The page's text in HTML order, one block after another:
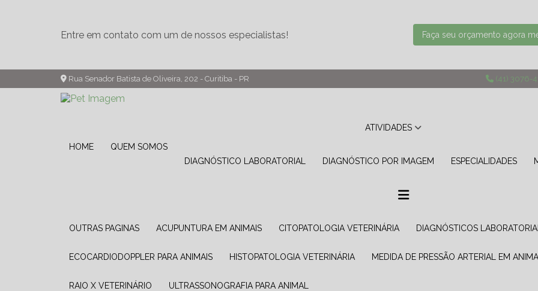
Entre em contato com um de nossos especialistas! Faça seu orçamento agora
Rua Senador Batista de Oliveira, 202 - Curitiba - PR (41) 3076-
HOME QUEM SOMOS
ATIVIDADES
DIAGNÓSTICO LABORATORIAL DIAGNÓSTICO POR IMAGEM ESPECIALIDADES
OUTRAS PAGINAS ACUPUNTURA EM ANIMAIS CITOPATOLOGIA VETERINÁRIA DIAGNÓSTICOS
ECOCARDIODOPPLER PARA ANIMAIS HISTOPATOLOGIA VETERINÁRIA MEDIDA DE PRESSÃO ARTERIAL EM
RAIO X VETERINÁRIO ULTRASSONOGRAFIA PARA ANIMAL